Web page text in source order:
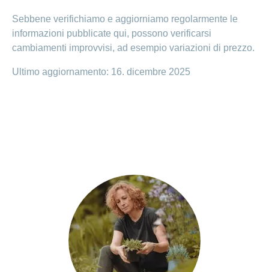
Sebbene verifichiamo e aggiorniamo regolarmente le
informazioni pubblicate qui, possono verificarsi
cambiamenti improvvisi, ad esempio variazioni di prezzo.
Ultimo aggiornamento: 16. dicembre 2025